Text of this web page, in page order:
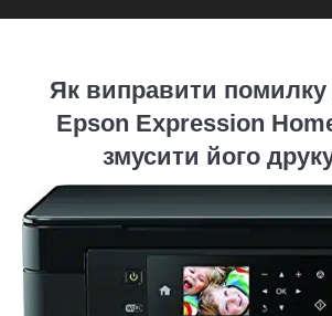
Як виправити помилку
Epson Expression
змусити його